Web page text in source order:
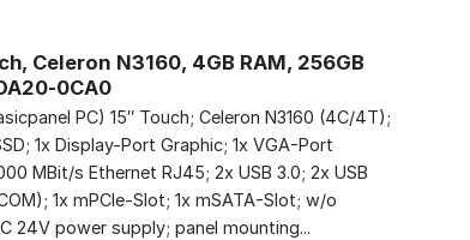
Celeron N3160, 4GB RAM, 256GB
0CA0
PC) 15″ Touch; Celeron N3160 (4C/4T);
1x Display-Port Graphic; 1x VGA-Port
MBit/s Ethernet RJ45; 2x USB 3.0; 2x USB
1x mPCIe-Slot; 1x mSATA-Slot; w/o
24V power supply; panel mounting...